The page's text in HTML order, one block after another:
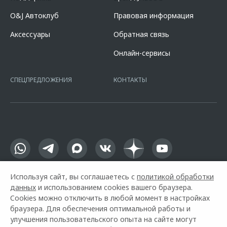
финансовые возможности и риски. Подробнее уточняйте в
официальных дилерских центрах «Omoda». Изучите все условия
кредита в разделе «Кредит на покупку автомобиля у дилера» на
сайте банка
https://alfabank.ru/get-money/auto-loan/dealers/?
platformId=alfasite
Кредит предоставляет АО Альфа-Банк. ИНН
7728168971 ОГРН 1027700067328 место нахождение 107078, г.
Москва, ул. Каланчевская, д. 27. Ген.лицензия ЦБ РФ № 1326 от
офертой.
O&J Автоклуб
Аксессуары
Правовая информация
Обратная связь
Онлайн-сервисы
СПЕЦПРЕДЛОЖЕНИЯ КОНТАКТЫ
Используя сайт, вы соглашаетесь с политикой обработки
данных и использованием cookies вашего браузера.
Cookies можно отключить в любой момент в настройках
браузера. Для обеспечения оптимальной работы и
улучшения пользовательского опыта на сайте могут